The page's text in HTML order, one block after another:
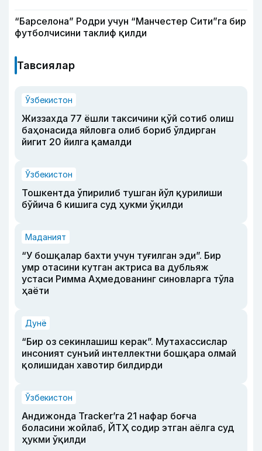
“Барселона” Родри учун “Манчестер Сити”га бир
футболчисини таклиф қилди
Тавсиялар
Ўзбекистон
Жиззахда 77 ёшли таксичини қўй сотиб олиш
баҳонасида яйловга олиб бориб ўлдирган
йигит 20 йилга қамалди
Ўзбекистон
Тошкентда ўпирилиб тушган йўл қурилиши
бўйича 6 кишига суд ҳукми ўқилди
Маданият
“У бошқалар бахти учун туғилган эди”. Бир
умр отасини кутган актриса ва дубльяж
устаси Римма Аҳмедованинг синовларга тўла
ҳаёти
Дунё
“Бир оз секинлашиш керак”. Мутахассислар
инсоният сунъий интеллектни бошқара олмай
қолишидан хавотир билдирди
Ўзбекистон
Андижонда Tracker’га 21 нафар боғча
боласини жойлаб, ЙТҲ содир этган аёлга суд
ҳукми ўқилди